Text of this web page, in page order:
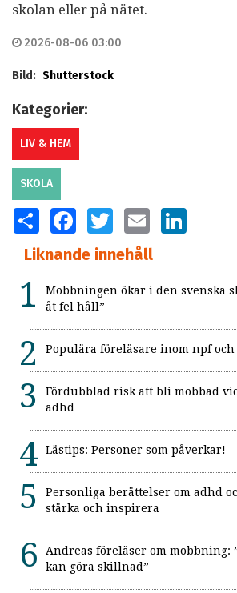
skolan eller på nätet.
2026-08-06 03:00
Bild: Shutterstock
Kategorier:
LIV & HEM
SKOLA
SHARE FACEBOOKTWITTER EMAIL
Liknande innehåll
Mobbningen ökar i den svenska
åt fel håll”
Populära föreläsare inom npf
Fördubblad risk att bli mobbad
adhd
Lästips: Personer som påverkar!
Personliga berättelser om adhd
stärka och inspirera
Andreas föreläser om mobbning:
kan göra skillnad”